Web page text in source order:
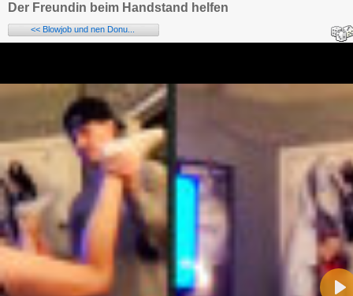
Der Freundin beim Handstand helfen
<< Blowjob und nen Donu...